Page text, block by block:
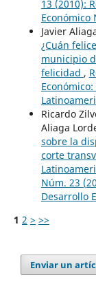
13 (2010):
Económico
Javier
¿Cuán
municipio
felicidad ,
Ricardo
Aliaga
sobre la
corte
Núm. 23
Desarrollo
1 2 > >>
Enviar un